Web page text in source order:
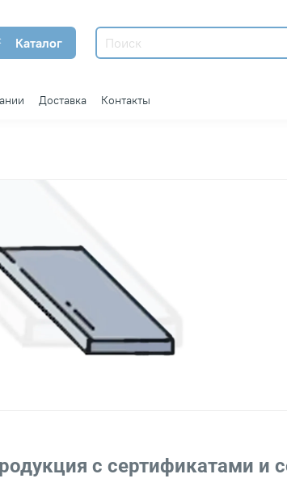
Каталог
Доставка Контакты
с сертификатами и